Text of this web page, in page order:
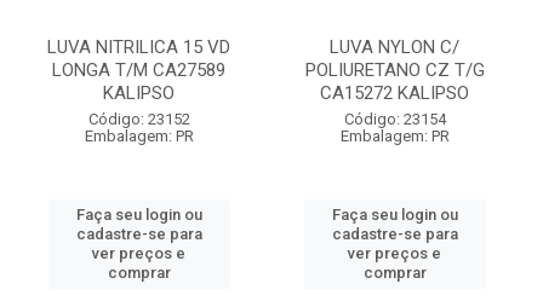
LUVA NITRILICA 15 VD
LONGA T/M CA27589
KALIPSO
Código: 23152
Embalagem: PR
Faça seu login ou
cadastre-se para
ver preços e
comprar
LUVA NYLON C/
POLIURETANO CZ T/G
CA15272 KALIPSO
Código: 23154
Embalagem: PR
Faça seu login ou
cadastre-se para
ver preços e
comprar